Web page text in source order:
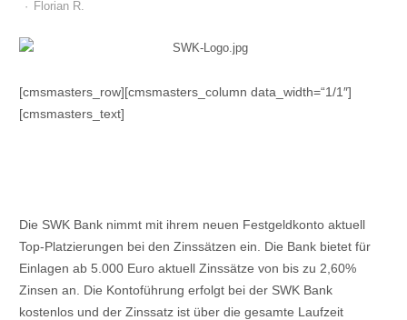
Author
Florian R.
[cmsmasters_row][cmsmasters_column data_width=“1/1″]
[cmsmasters_text]
Die SWK Bank nimmt mit ihrem neuen Festgeldkonto aktuell
Top-Platzierungen bei den Zinssätzen ein. Die Bank bietet für
Einlagen ab 5.000 Euro aktuell Zinssätze von bis zu 2,60%
Zinsen an. Die Kontoführung erfolgt bei der SWK Bank
kostenlos und der Zinssatz ist über die gesamte Laufzeit